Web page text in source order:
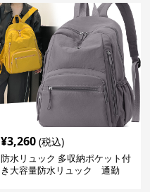
¥3,260 (税込)
防水リュック 多収納ポケット付
き大容量防水リュック 通勤